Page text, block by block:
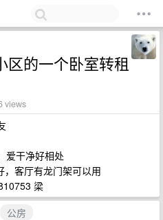
区的一个卧室转租
views
爱干净好相处
客厅有龙门架可以用
梁
公房